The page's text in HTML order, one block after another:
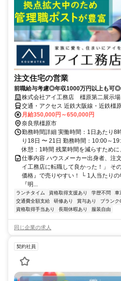
注文住宅の営業
前職給与考慮◎年収1000万円以上も可◎
株式会社アイ工務店 橿原第二展示場
交通・アクセス 近鉄大阪線・近鉄橿
歩5分
月給350,000円～650,000円
奈良県橿原市
勤務時間詳細 実働時間：1日あたり8
り18日 〜 21日 勤務時間：10:00～
休憩：1時間 残業時間を減らすために
仕事内容 ハウスメーカー出身者、注
イ工務店に転職して良かった！」 そ
価格』で売りやすい！ └ 1人当たり
『明...
ランチタイム 資格取得支援あり 学歴不問 車
交通費全額支給
研修あり 賞与あり ブランク
資格取得手当あり
長期休暇あり 服装自由
同じ企業の求人
契約社員